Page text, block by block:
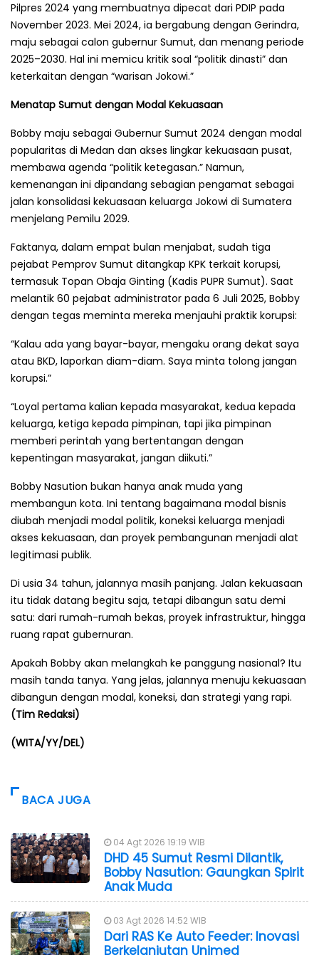
Pilpres 2024 yang membuatnya dipecat dari PDIP pada
November 2023. Mei 2024, ia bergabung dengan Gerindra,
maju sebagai calon gubernur Sumut, dan menang periode
2025–2030. Hal ini memicu kritik soal “politik dinasti” dan
keterkaitan dengan “warisan Jokowi.”
Menatap Sumut dengan Modal Kekuasaan
Bobby maju sebagai Gubernur Sumut 2024 dengan modal
popularitas di Medan dan akses lingkar kekuasaan pusat,
membawa agenda “politik ketegasan.” Namun,
kemenangan ini dipandang sebagian pengamat sebagai
jalan konsolidasi kekuasaan keluarga Jokowi di Sumatera
menjelang Pemilu 2029.
Faktanya, dalam empat bulan menjabat, sudah tiga
pejabat Pemprov Sumut ditangkap KPK terkait korupsi,
termasuk Topan Obaja Ginting (Kadis PUPR Sumut). Saat
melantik 60 pejabat administrator pada 6 Juli 2025, Bobby
dengan tegas meminta mereka menjauhi praktik korupsi:
“Kalau ada yang bayar-bayar, mengaku orang dekat saya
atau BKD, laporkan diam-diam. Saya minta tolong jangan
korupsi.”
“Loyal pertama kalian kepada masyarakat, kedua kepada
keluarga, ketiga kepada pimpinan, tapi jika pimpinan
memberi perintah yang bertentangan dengan
kepentingan masyarakat, jangan diikuti.”
Bobby Nasution bukan hanya anak muda yang
membangun kota. Ini tentang bagaimana modal bisnis
diubah menjadi modal politik, koneksi keluarga menjadi
akses kekuasaan, dan proyek pembangunan menjadi alat
legitimasi publik.
Di usia 34 tahun, jalannya masih panjang. Jalan kekuasaan
itu tidak datang begitu saja, tetapi dibangun satu demi
satu: dari rumah-rumah bekas, proyek infrastruktur, hingga
ruang rapat gubernuran.
Apakah Bobby akan melangkah ke panggung nasional? Itu
masih tanda tanya. Yang jelas, jalannya menuju kekuasaan
dibangun dengan modal, koneksi, dan strategi yang rapi.
(Tim Redaksi)
(WITA/YY/DEL)
BACA JUGA
04 Agt 2026 19:19 WIB
DHD 45 Sumut Resmi Dilantik,
Bobby Nasution: Gaungkan Spirit
Anak Muda
03 Agt 2026 14:52 WIB
Dari RAS Ke Auto Feeder: Inovasi
Berkelanjutan Unimed